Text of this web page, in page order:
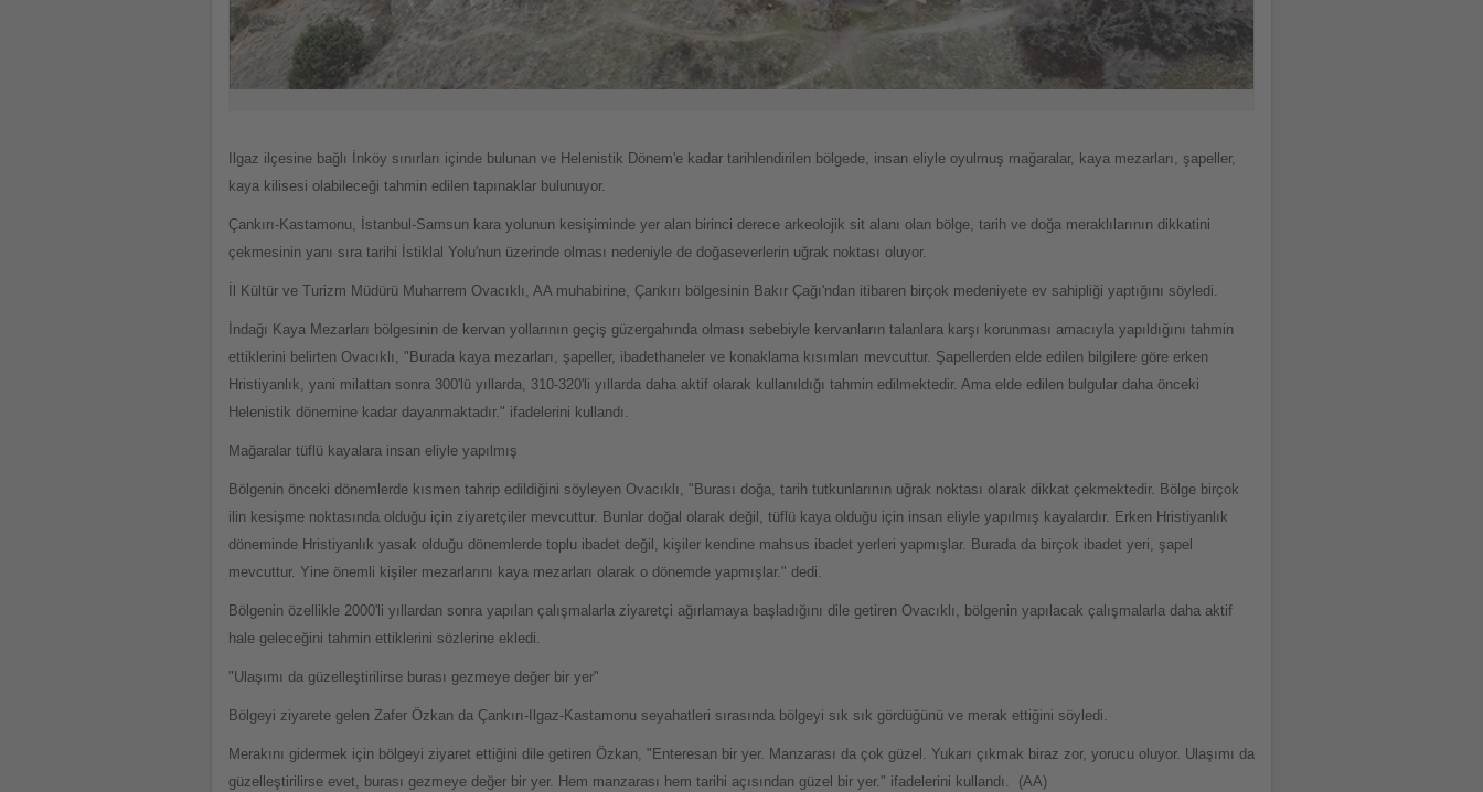
Ilgaz ilçesine bağlı İnköy sınırları içinde bulunan ve Helenistik Dönem'e kadar tarihlendirilen bölgede, insan eliyle oyulmuş mağaralar, kaya mezarları, şapeller,
kaya kilisesi olabileceği tahmin edilen tapınaklar bulunuyor.
Çankırı-Kastamonu, İstanbul-Samsun kara yolunun kesişiminde yer alan birinci derece arkeolojik sit alanı olan bölge, tarih ve doğa meraklılarının dikkatini
çekmesinin yanı sıra tarihi İstiklal Yolu'nun üzerinde olması nedeniyle de doğaseverlerin uğrak noktası oluyor.
İl Kültür ve Turizm Müdürü Muharrem Ovacıklı, AA muhabirine, Çankırı bölgesinin Bakır Çağı'ndan itibaren birçok medeniyete ev sahipliği yaptığını söyledi.
İndağı Kaya Mezarları bölgesinin de kervan yollarının geçiş güzergahında olması sebebiyle kervanların talanlara karşı korunması amacıyla yapıldığını tahmin
ettiklerini belirten Ovacıklı, "Burada kaya mezarları, şapeller, ibadethaneler ve konaklama kısımları mevcuttur. Şapellerden elde edilen bilgilere göre erken
Hristiyanlık, yani milattan sonra 300'lü yıllarda, 310-320'li yıllarda daha aktif olarak kullanıldığı tahmin edilmektedir. Ama elde edilen bulgular daha önceki
Helenistik dönemine kadar dayanmaktadır." ifadelerini kullandı.
Mağaralar tüflü kayalara insan eliyle yapılmış
Bölgenin önceki dönemlerde kısmen tahrip edildiğini söyleyen Ovacıklı, "Burası doğa, tarih tutkunlarının uğrak noktası olarak dikkat çekmektedir. Bölge birçok
ilin kesişme noktasında olduğu için ziyaretçiler mevcuttur. Bunlar doğal olarak değil, tüflü kaya olduğu için insan eliyle yapılmış kayalardır. Erken Hristiyanlık
döneminde Hristiyanlık yasak olduğu dönemlerde toplu ibadet değil, kişiler kendine mahsus ibadet yerleri yapmışlar. Burada da birçok ibadet yeri, şapel
mevcuttur. Yine önemli kişiler mezarlarını kaya mezarları olarak o dönemde yapmışlar." dedi.
Bölgenin özellikle 2000'li yıllardan sonra yapılan çalışmalarla ziyaretçi ağırlamaya başladığını dile getiren Ovacıklı, bölgenin yapılacak çalışmalarla daha aktif
hale geleceğini tahmin ettiklerini sözlerine ekledi.
"Ulaşımı da güzelleştirilirse burası gezmeye değer bir yer"
Bölgeyi ziyarete gelen Zafer Özkan da Çankırı-Ilgaz-Kastamonu seyahatleri sırasında bölgeyi sık sık gördüğünü ve merak ettiğini söyledi.
Merakını gidermek için bölgeyi ziyaret ettiğini dile getiren Özkan, "Enteresan bir yer. Manzarası da çok güzel. Yukarı çıkmak biraz zor, yorucu oluyor. Ulaşımı da
güzelleştirilirse evet, burası gezmeye değer bir yer. Hem manzarası hem tarihi açısından güzel bir yer." ifadelerini kullandı. (AA)